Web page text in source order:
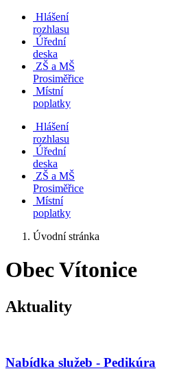
Hlášení
rozhlasu
Úřední
deska
ZŠ a MŠ
Prosiměřice
Místní
poplatky
Hlášení
rozhlasu
Úřední
deska
ZŠ a MŠ
Prosiměřice
Místní
poplatky
Úvodní stránka
Obec Vítonice
Aktuality
Nabídka služeb - Pedikúra